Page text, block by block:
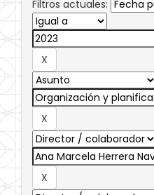
Filtros actuales: